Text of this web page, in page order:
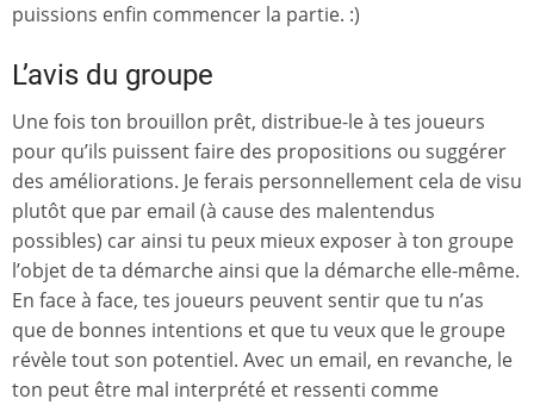
puissions enfin commencer la partie. :)
L’avis du groupe
Une fois ton brouillon prêt, distribue-le à tes joueurs
pour qu’ils puissent faire des propositions ou suggérer
des améliorations. Je ferais personnellement cela de visu
plutôt que par email (à cause des malentendus
possibles) car ainsi tu peux mieux exposer à ton groupe
l’objet de ta démarche ainsi que la démarche elle-même.
En face à face, tes joueurs peuvent sentir que tu n’as
que de bonnes intentions et que tu veux que le groupe
révèle tout son potentiel. Avec un email, en revanche, le
ton peut être mal interprété et ressenti comme